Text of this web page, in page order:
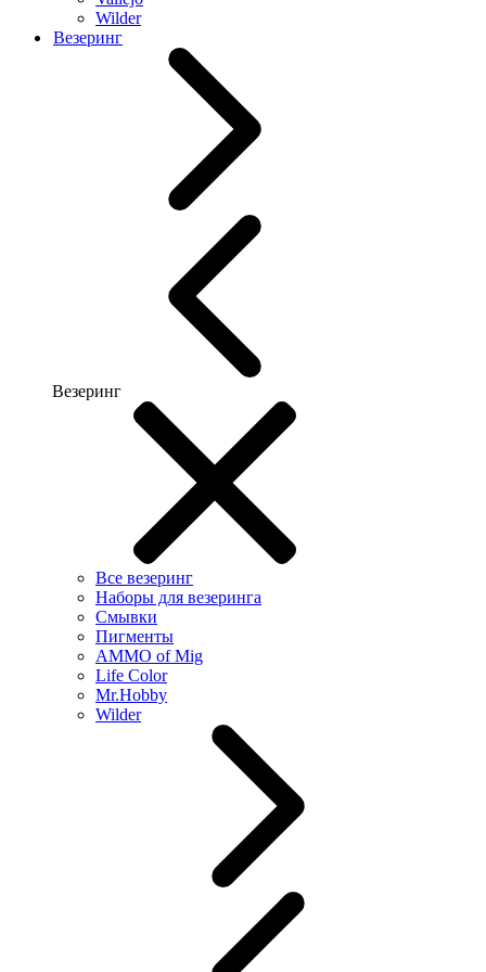
Wilder
Везеринг
Везеринг
Все везеринг
Наборы для везеринга
Смывки
Пигменты
AMMO of Mig
Life Color
Mr.Hobby
Wilder